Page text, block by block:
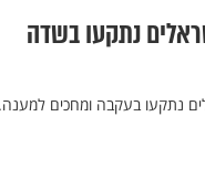
נתקעו בשדה
נתקעו בעקבה ומחכים למענה.